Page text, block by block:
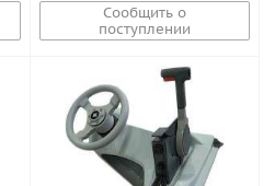
Сообщить о
поступлении